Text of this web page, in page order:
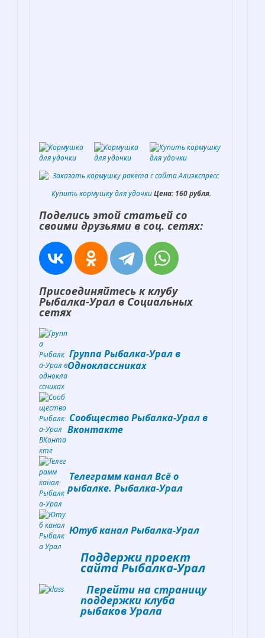
Купить кормушку для удочки Цена: 160 рубля.
Поделись этой статьей со
своими друзьями в соц. сетях:
Присоединяйтесь к клубу
Рыбалка-Урал в Социальных
сетях
Группа Рыбалка-Урал в
Одноклассниках
Сообщество Рыбалка-Урал в
Вконтакте
Телеграмм канал Всё о
рыбалке. Рыбалка-Урал
Ютуб канал Рыбалка-Урал
Поддержи проект
сайта Рыбалка-Урал
Перейти на страницу
поддержки клуба
рыбаков Урала